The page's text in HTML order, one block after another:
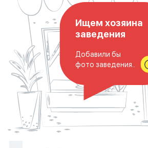
Ищем хозяина
заведения
Добавили бы
фото заведения..